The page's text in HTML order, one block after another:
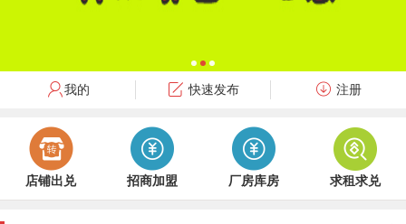
我的 快速发布 注册
店铺出兑 招商加盟 厂房库房 求租求兑